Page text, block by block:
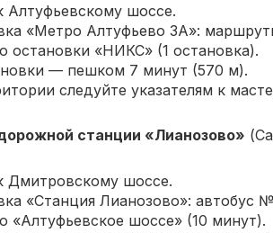
Алтуфьевскому шоссе.
«Метро Алтуфьево 3А»:
остановки «НИКС» (1 остановка).
— пешком 7 минут (570 м).
следуйте указателям к
станции «Лианозово»
Дмитровскому шоссе.
«Станция Лианозово»: автобус №
«Алтуфьевское шоссе» (10 минут).